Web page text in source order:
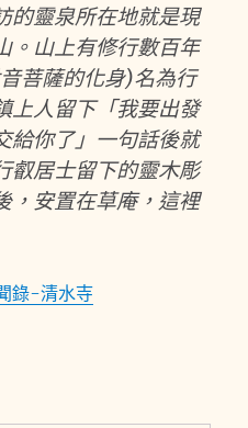
的靈泉所在地就是現
。山上有修行數百年
菩薩的化身)名為行
上人留下「我要出發
給你了」一句話後就
叡居士留下的靈木彫
，安置在草庵，這裡
錄-清水寺